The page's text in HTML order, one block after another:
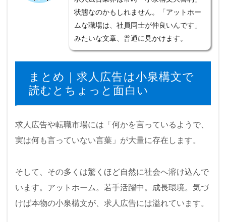
状態なのかもしれません。「アットホー
ムな職場は、社員同士が仲良いんです」
みたいな文章、普通に見かけます。
まとめ｜求人広告は小泉構文で
読むとちょっと面白い
求人広告や転職市場には「何かを言っているようで、
実は何も言っていない言葉」が大量に存在します。
そして、その多くは驚くほど自然に社会へ溶け込んで
います。アットホーム。若手活躍中。成長環境。気づ
けば本物の小泉構文が、求人広告には溢れています。